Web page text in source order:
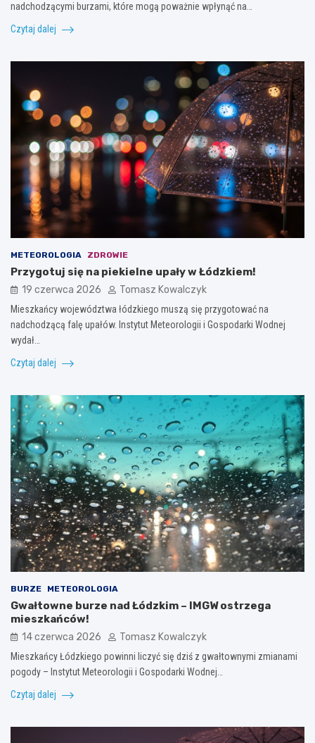
nadchodzącymi burzami, które mogą poważnie wpłynąć na…
Czytaj dalej
METEOROLOGIA ZDROWIE
Przygotuj się na piekielne upały w Łódzkiem!
19 czerwca 2026 Tomasz Kowalczyk
Mieszkańcy województwa łódzkiego muszą się przygotować na
nadchodzącą falę upałów. Instytut Meteorologii i Gospodarki Wodnej
wydał…
Czytaj dalej
BURZE METEOROLOGIA
Gwałtowne burze nad Łódzkim – IMGW ostrzega
mieszkańców!
14 czerwca 2026 Tomasz Kowalczyk
Mieszkańcy Łódzkiego powinni liczyć się dziś z gwałtownymi zmianami
pogody – Instytut Meteorologii i Gospodarki Wodnej…
Czytaj dalej